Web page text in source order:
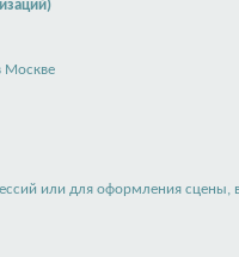
Москве
или для оформления сцены,